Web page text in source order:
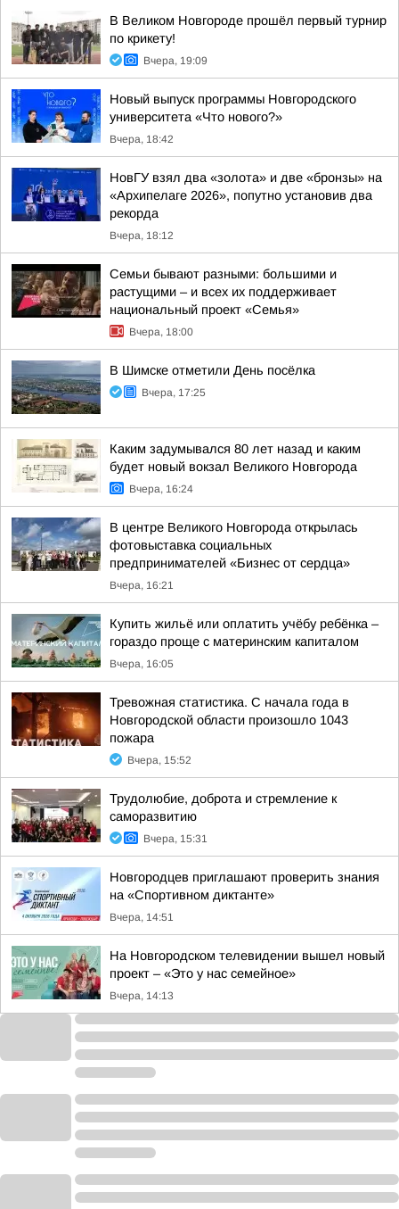
В Великом Новгороде прошёл первый турнир
по крикету!
Вчера, 19:09
Новый выпуск программы Новгородского
университета «Что нового?»
Вчера, 18:42
НовГУ взял два «золота» и две «бронзы» на
«Архипелаге 2026», попутно установив два
рекорда
Вчера, 18:12
Семьи бывают разными: большими и
растущими – и всех их поддерживает
национальный проект «Семья»
Вчера, 18:00
В Шимске отметили День посёлка
Вчера, 17:25
Каким задумывался 80 лет назад и каким
будет новый вокзал Великого Новгорода
Вчера, 16:24
В центре Великого Новгорода открылась
фотовыставка социальных
предпринимателей «Бизнес от сердца»
Вчера, 16:21
Купить жильё или оплатить учёбу ребёнка –
гораздо проще с материнским капиталом
Вчера, 16:05
Тревожная статистика. С начала года в
Новгородской области произошло 1043
пожара
Вчера, 15:52
Трудолюбие, доброта и стремление к
саморазвитию
Вчера, 15:31
Новгородцев приглашают проверить знания
на «Спортивном диктанте»
Вчера, 14:51
На Новгородском телевидении вышел новый
проект – «Это у нас семейное»
Вчера, 14:13